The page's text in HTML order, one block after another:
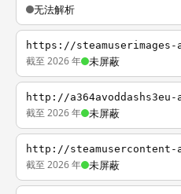
无法解析
https://steamuserimages-
截至 2026 年 未屏蔽
http://a364avoddashs3eu-
截至 2026 年 未屏蔽
http://steamusercontent-
截至 2026 年 未屏蔽